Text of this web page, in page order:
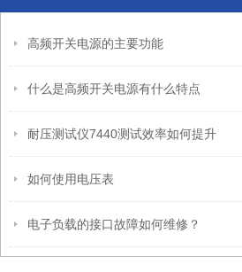
高频开关电源的主要功能
什么是高频开关电源有什么特点
耐压测试仪7440测试效率如何提升
如何使用电压表
电子负载的接口故障如何维修？